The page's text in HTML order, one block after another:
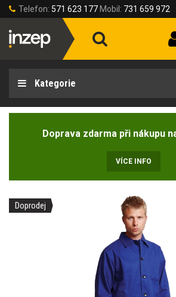
Telefon: 571 623 177 Mobil: 731 659 972
Kategorie
Doprava zdarma při nákupu
VÍCE INFO
Doprodej